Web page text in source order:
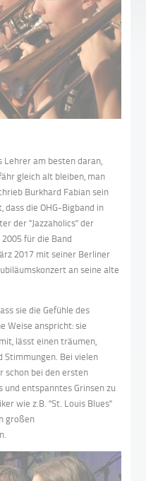
Lehrer am besten daran,
gleich alt bleiben, man
Burkhard Fabian sein
die OHG-Bigband in
der "Jazzaholics" der
für die Band
2017 mit seiner Berliner
an seine alte
sie die Gefühle des
Weise anspricht: sie
lässt einen träumen,
Stimmungen. Bei vielen
schon bei den ersten
und entspanntes Grinsen zu
wie z.B. "St. Louis Blues"
großen